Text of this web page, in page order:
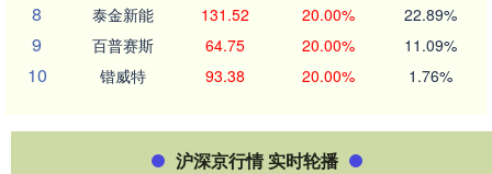
8 泰金新能 131.52 20.00% 22.89%
9 百普赛斯 64.75 20.00% 11.09%
10 锴威特 93.38 20.00% 1.76%
沪深京行情 实时轮播